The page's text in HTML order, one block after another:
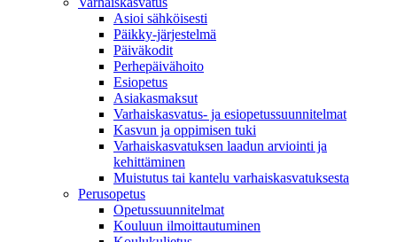
Asioi sähköisesti
Päikky-järjestelmä
Päiväkodit
Perhepäivähoito
Esiopetus
Asiakasmaksut
Varhaiskasvatus- ja esiopetussuunnitelmat
Kasvun ja oppimisen tuki
Varhaiskasvatuksen laadun arviointi ja
kehittäminen
Muistutus tai kantelu varhaiskasvatuksesta
Perusopetus
Opetussuunnitelmat
Kouluun ilmoittautuminen